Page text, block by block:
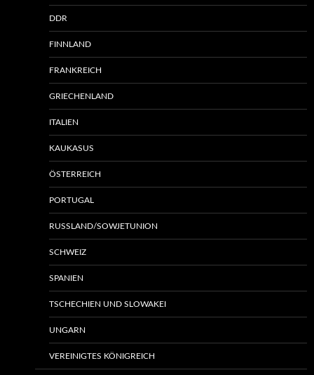
DDR
FINNLAND
FRANKREICH
GRIECHENLAND
ITALIEN
KAUKASUS
ÖSTERREICH
PORTUGAL
RUSSLAND/SOWJETUNION
SCHWEIZ
SPANIEN
TSCHECHIEN UND SLOWAKEI
UNGARN
VEREINIGTES KÖNIGREICH